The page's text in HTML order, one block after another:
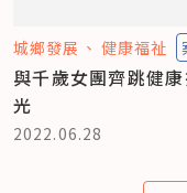
城鄉發展 健康福祉
與千歲女團齊跳健
光
2022.06.28